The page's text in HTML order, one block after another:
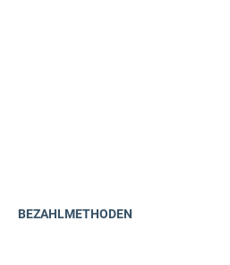
BEZAHLMETHODEN